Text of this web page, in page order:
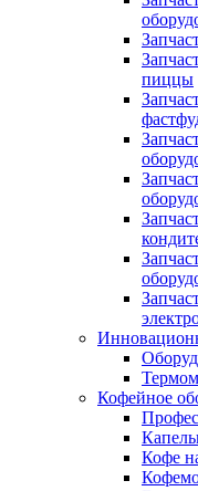
пиццы
Кофейное
Кофе